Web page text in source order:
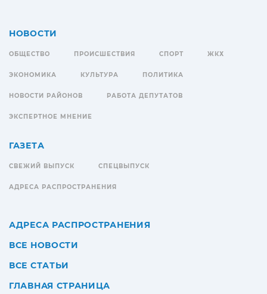
НОВОСТИ
ОБЩЕСТВО ПРОИСШЕСТВИЯ СПОРТ ЖКХ
ЭКОНОМИКА КУЛЬТУРА ПОЛИТИКА
НОВОСТИ РАЙОНОВ РАБОТА ДЕПУТАТОВ
ЭКСПЕРТНОЕ МНЕНИЕ
ГАЗЕТА
СВЕЖИЙ ВЫПУСК СПЕЦВЫПУСК
АДРЕСА РАСПРОСТРАНЕНИЯ
АДРЕСА РАСПРОСТРАНЕНИЯ
ВСЕ НОВОСТИ
ВСЕ СТАТЬИ
ГЛАВНАЯ СТРАНИЦА